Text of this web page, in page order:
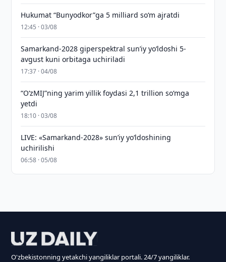
Hukumat “Bunyodkor”ga 5 milliard so‘m ajratdi
12:45 · 03/08
Samarkand-2028 giperspektral sun’iy yo‘ldoshi 5-
avgust kuni orbitaga uchiriladi
17:37 · 04/08
“O‘zMIJ”ning yarim yillik foydasi 2,1 trillion so‘mga
yetdi
18:10 · 03/08
LIVE: «Samarkand-2028» sun’iy yo‘ldoshining
uchirilishi
06:58 · 05/08
O'zbekistonning yetakchi yangiliklar portali. 24/7 yangiliklar.